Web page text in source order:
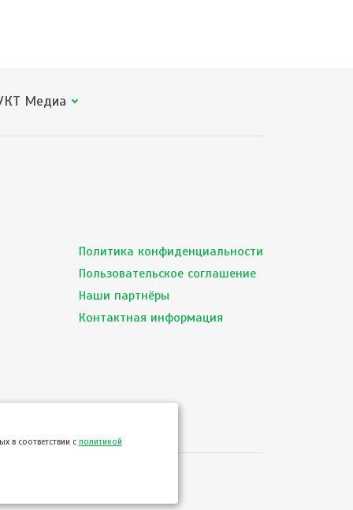
Медиа
Политика конфиденциальности
Пользовательское соглашение
Наши партнёры
Контактная информация
в соответствии с политикой